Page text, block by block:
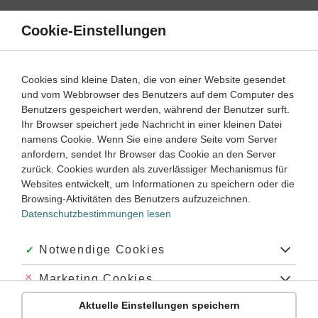
Direkt
Inhalt
Lernwege mit Erklär- und Anleitungsvideos
Geschichte Klasse 8
Das Kaiserreich
Übung
Video
3
Jetzt lernen
Cookie-Einstellungen
Cookies sind kleine Daten, die von einer Website gesendet
und vom Webbrowser des Benutzers auf dem Computer des
Benutzers gespeichert werden, während der Benutzer surft.
Ihr Browser speichert jede Nachricht in einer kleinen Datei
namens Cookie. Wenn Sie eine andere Seite vom Server
anfordern, sendet Ihr Browser das Cookie an den Server
zurück. Cookies wurden als zuverlässiger Mechanismus für
Websites entwickelt, um Informationen zu speichern oder die
Browsing-Aktivitäten des Benutzers aufzuzeichnen.
Datenschutzbestimmungen lesen
Akzeptiert:
Notwendige Cookies
Abgelehnt:
Marketing Cookies
Abgelehnt:
Personalisierungs-Cookies
Aktuelle Einstellungen speichern